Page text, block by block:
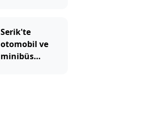
Serik'te
otomobil ve
minibüs